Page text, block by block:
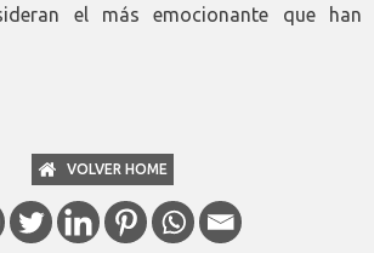
el más emocionante que han
VOLVER HOME